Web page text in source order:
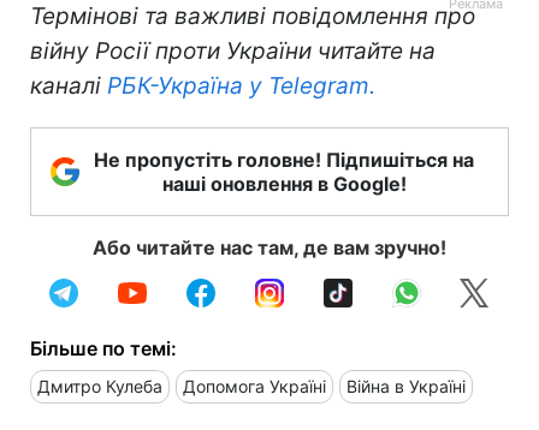
Термінові та важливі повідомлення про
війну Росії проти України читайте на
каналі РБК-Україна у Telegram.
Не пропустіть головне! Підпишіться на
наші оновлення в Google!
Або читайте нас там, де вам зручно!
Більше по темі:
Дмитро Кулеба Допомога Україні Війна в Україні